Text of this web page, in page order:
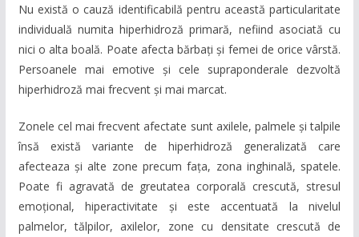
Nu există o cauză identificabilă pentru această particularitate
individuală numita hiperhidroză primară, nefiind asociată cu
nici o alta boală. Poate afecta bărbați și femei de orice vârstă.
Persoanele mai emotive și cele supraponderale dezvoltă
hiperhidroză mai frecvent și mai marcat.
Zonele cel mai frecvent afectate sunt axilele, palmele și talpile
însă există variante de hiperhidroză generalizată care
afecteaza și alte zone precum fața, zona inghinală, spatele.
Poate fi agravată de greutatea corporală crescută, stresul
emoțional, hiperactivitate și este accentuată la nivelul
palmelor, tălpilor, axilelor, zone cu densitate crescută de